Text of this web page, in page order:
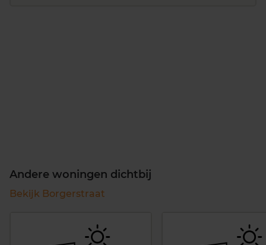
Andere woningen dichtbij
Bekijk Borgerstraat